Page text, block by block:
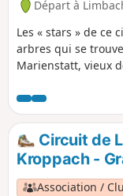
Départ à
Les « stars » de ce
arbres qui se
Marienstatt, vieux
Circuit de
Kroppach -
Association /